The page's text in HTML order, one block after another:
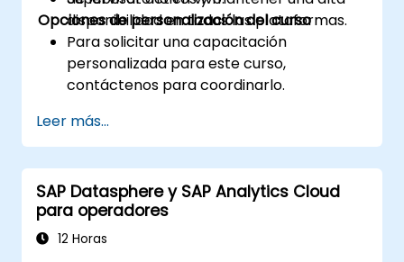
disponibilidad en todas las plataformas.
Opciones de personalización del curso
Para solicitar una capacitación
personalizada para este curso,
contáctenos para coordinarlo.
Leer más...
SAP Datasphere y SAP Analytics Cloud
para operadores
12 Horas